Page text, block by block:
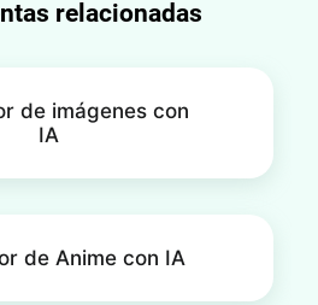
relacionadas
de imágenes con
IA
de Anime con IA